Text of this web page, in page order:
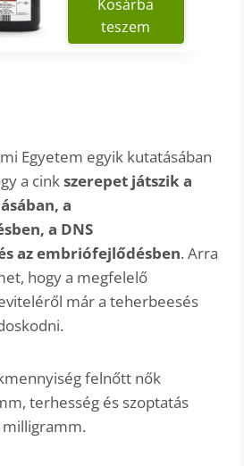
Kosárba
teszem
Egyetem egyik kutatásában
a cinkszerepet játszik a
a
a DNS
az embriófejlődésben. Arra
hogy a megfelelő
már a teherbeesés
felnőtt nők
terhesség és szoptatás